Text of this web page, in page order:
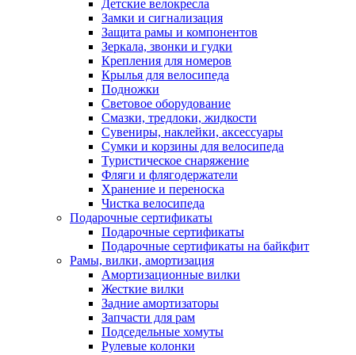
Детские велокресла
Замки и сигнализация
Защита рамы и компонентов
Зеркала, звонки и гудки
Крепления для номеров
Крылья для велосипеда
Подножки
Световое оборудование
Смазки, тредлоки, жидкости
Сувениры, наклейки, аксессуары
Сумки и корзины для велосипеда
Туристическое снаряжение
Фляги и флягодержатели
Хранение и переноска
Чистка велосипеда
Подарочные сертификаты
Подарочные сертификаты
Подарочные сертификаты на байкфит
Рамы, вилки, амортизация
Амортизационные вилки
Жесткие вилки
Задние амортизаторы
Запчасти для рам
Подседельные хомуты
Рулевые колонки